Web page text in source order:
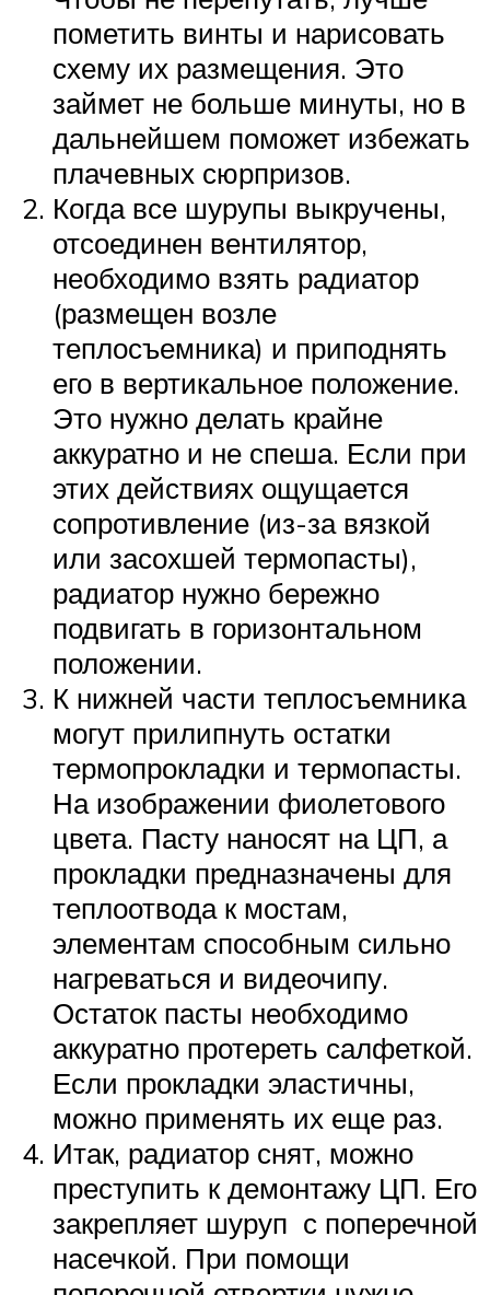
пометить винты и нарисовать
схему их размещения. Это
займет не больше минуты, но в
дальнейшем поможет избежать
плачевных сюрпризов.
Когда все шурупы выкручены,
отсоединен вентилятор,
необходимо взять радиатор
(размещен возле
теплосъемника) и приподнять
его в вертикальное положение.
Это нужно делать крайне
аккуратно и не спеша. Если при
этих действиях ощущается
сопротивление (из-за вязкой
или засохшей термопасты),
радиатор нужно бережно
подвигать в горизонтальном
положении.
К нижней части теплосъемника
могут прилипнуть остатки
термопрокладки и термопасты.
На изображении фиолетового
цвета. Пасту наносят на ЦП, а
прокладки предназначены для
теплоотвода к мостам,
элементам способным сильно
нагреваться и видеочипу.
Остаток пасты необходимо
аккуратно протереть салфеткой.
Если прокладки эластичны,
можно применять их еще раз.
Итак, радиатор снят, можно
преступить к демонтажу ЦП. Его
закрепляет шуруп с поперечной
насечкой. При помощи